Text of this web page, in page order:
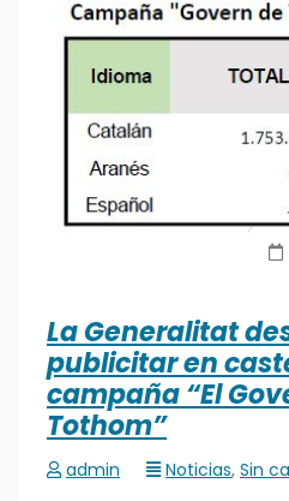
La Generalitat
publicitar en
campaña “El
Tothom”
admin Noticias, Sin